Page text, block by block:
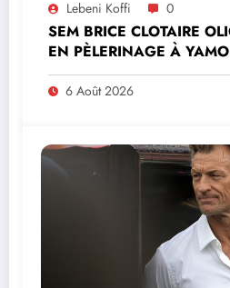
Lebeni Koffi 0
SEM BRICE CLOTAIRE
EN PÈLERINAGE À
MINISTRE PAULIN
PREND PART À LA
6 Août 2026